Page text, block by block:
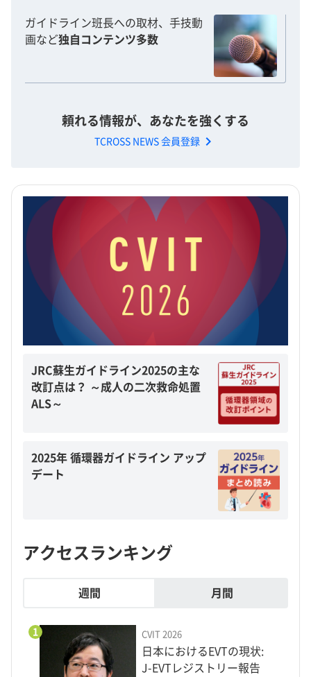
ガイドライン班長への取材、手技動
画など独自コンテンツ多数
頼れる情報が、あなたを強くする
TCROSS NEWS 会員登録 chevron_right
JRC蘇生ガイドライン2025の主な
改訂点は？ ～成人の二次救命処置
ALS～
2025年 循環器ガイドライン アップ
デート
アクセスランキング
週間 月間
1 CVIT 2026
日本におけるEVTの現状:
J-EVTレジストリー報告